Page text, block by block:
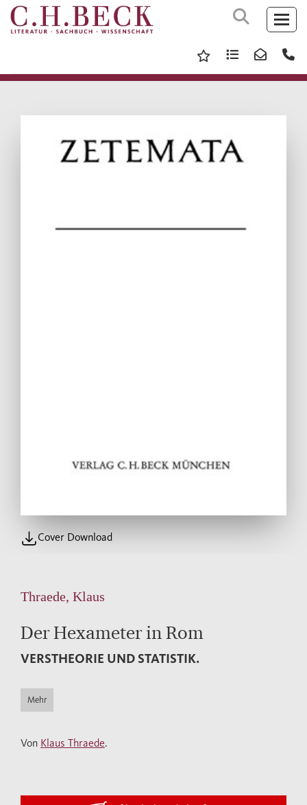
Cover Download
Thraede, Klaus
Der Hexameter in Rom
VERSTHEORIE UND STATISTIK.
Mehr
Von Klaus Thraede.